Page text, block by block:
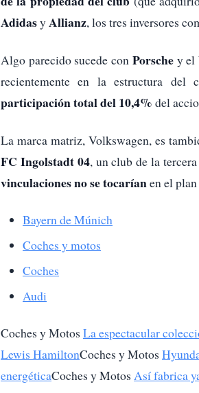
AdidasyAllianz, los tres inversores
Algo parecido sucede con Porschey el
recientemente en la estructura
participación total del 10,4% del
La marca matriz, Volkswagen, es
FC Ingolstadt 04, un club de la
vinculaciones no se tocaríanen el
Bayern de Múnich
Coches y motos
Coches
Audi
Coches y Motos La espectacular
Lewis HamiltonCoches y Motos
energéticaCoches y Motos Así fabrica